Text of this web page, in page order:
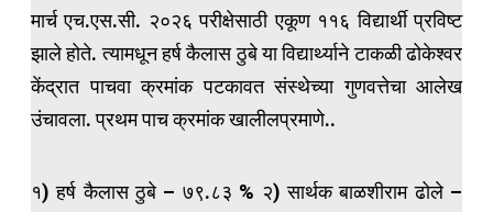
मार्च एच.एस.सी. २०२६ परीक्षेसाठी एकूण ११६ विद्यार्थी प्रविष्ट
झाले होते. त्यामधून हर्ष कैलास ठुबे या विद्यार्थ्याने टाकळी ढोकेश्वर
केंद्रात पाचवा क्रमांक पटकावत संस्थेच्या गुणवत्तेचा आलेख
उंचावला. प्रथम पाच क्रमांक खालीलप्रमाणे..
१) हर्ष कैलास ठुबे – ७९.८३ % २) सार्थक बाळशीराम ढोले –